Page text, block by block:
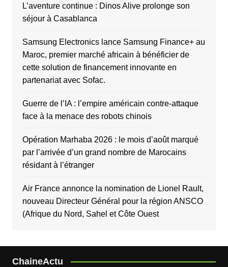
L’aventure continue : Dinos Alive prolonge son
séjour à Casablanca
Samsung Electronics lance Samsung Finance+ au
Maroc, premier marché africain à bénéficier de
cette solution de financement innovante en
partenariat avec Sofac.
Guerre de l’IA : l’empire américain contre-attaque
face à la menace des robots chinois
Opération Marhaba 2026 : le mois d’août marqué
par l’arrivée d’un grand nombre de Marocains
résidant à l’étranger
Air France annonce la nomination de Lionel Rault,
nouveau Directeur Général pour la région ANSCO
(Afrique du Nord, Sahel et Côte Ouest
ChaineActu